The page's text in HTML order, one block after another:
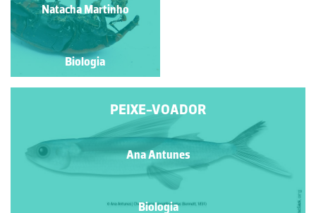
Horácio Santos
Biologia
PEIXE-VOADOR
Ana Antunes
Biologia
Natacha Martinho
Biologia